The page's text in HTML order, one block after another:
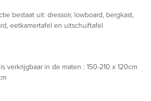
bestaat uit: dressoir, lowboard, bergkast,
eetkamertafel en uitschuiftafel
verkrijgbaar in de maten : 150-210 x 120cm